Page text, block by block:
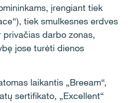
įrengiant tiek
tiek smulkesnes erdves
darbo zonas,
jose turėti dienos
laikantis „Breeam“,
sertifikato, „Excellent“